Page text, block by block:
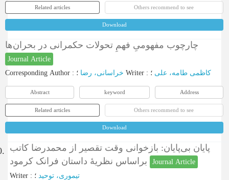
Related articles Others recommend to see
Download
چارچوب مفهومیِ فهمِ تحولات حکمرانی در بحران‌ها
Journal Article
Corresponding Author : خراسانی، رضا Writer : کاظمی طامه، علی ؛
Abstract keyword Address
Related articles Others recommend to see
Download
پایان بی‌پایان: بازخوانی وقت تقصیر از محمدرضا کاتب
Journal Article
Writer : تیموری، توحید ؛